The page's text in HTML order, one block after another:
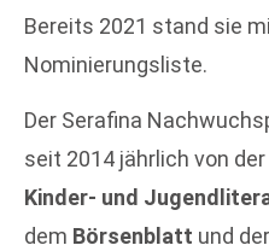
Bereits 2021 stand sie
Nominierungsliste.
Der Serafina
seit 2014 jährlich von der
Kinder- und
dem Börsenblatt und der